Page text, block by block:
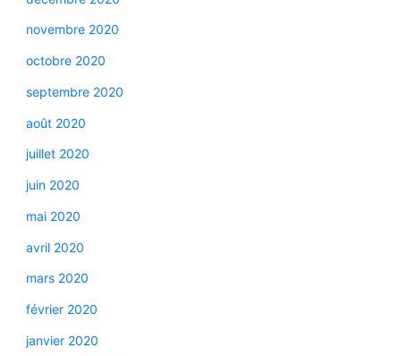
novembre 2020
octobre 2020
septembre 2020
août 2020
juillet 2020
juin 2020
mai 2020
avril 2020
mars 2020
février 2020
janvier 2020